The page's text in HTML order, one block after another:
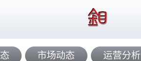
市场动态 运营分析